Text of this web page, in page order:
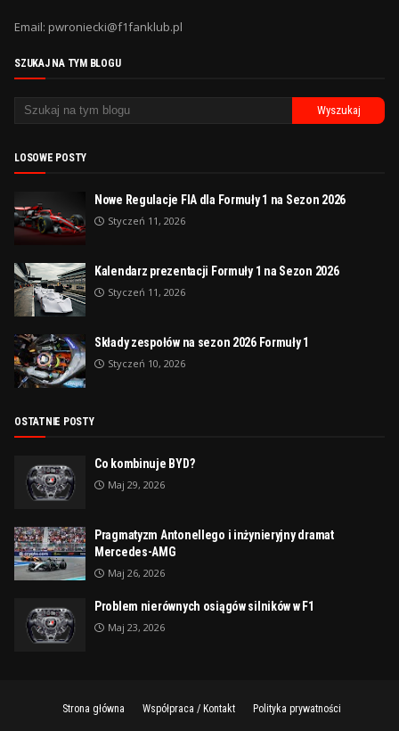
Email: pwroniecki@f1fanklub.pl
SZUKAJ NA TYM BLOGU
LOSOWE POSTY
Nowe Regulacje FIA dla Formuły 1 na Sezon 2026
Styczeń 11, 2026
Kalendarz prezentacji Formuły 1 na Sezon 2026
Styczeń 11, 2026
Składy zespołów na sezon 2026 Formuły 1
Styczeń 10, 2026
OSTATNIE POSTY
Co kombinuje BYD?
Maj 29, 2026
Pragmatyzm Antonellego i inżynieryjny dramat
Mercedes-AMG
Maj 26, 2026
Problem nierównych osiągów silników w F1
Maj 23, 2026
Strona główna Współpraca / Kontakt Polityka prywatności